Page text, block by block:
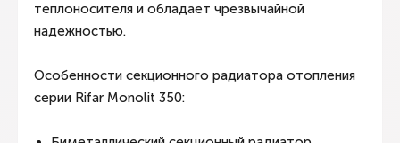
теплоносителя и обладает чрезвычайной
надежностью.
Особенности секционного радиатора отопления
серии Rifar Monolit 350: